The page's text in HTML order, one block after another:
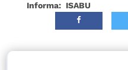
Informa: ISABU